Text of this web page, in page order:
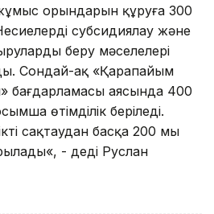
орындарын құруға 300
субсидиялау және
беру мәселелері
Сондай-ақ «Қарапайым
бағдарламасы аясында 400
өтімділік беріледі.
сақтаудан басқа 200 мың
- деді Руслан